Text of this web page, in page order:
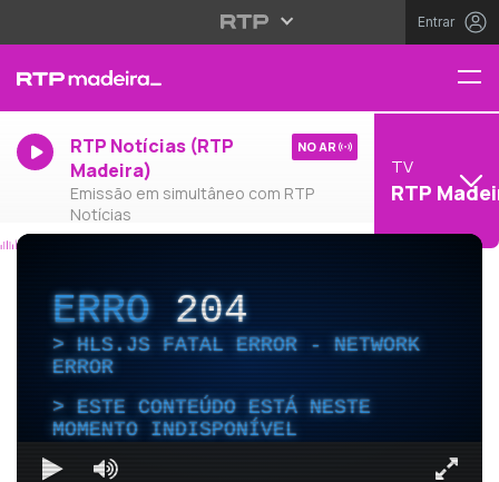
Entrar
RTP Notícias (RTP
Madeira)
Emissão em simultâneo com RTP
Notícias
NO AR
TV
RTP
ERRO204
HLS.JS FATAL ERROR - NETWORK
ERROR
ESTE CONTEÚDO ESTÁ NESTE
MOMENTO INDISPONÍVEL